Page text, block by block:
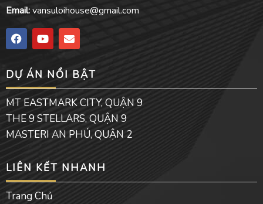
Email:vansuloihouse@gmail.com
F
a
c
b
o
o
k
Y
o
u
u
b
e
E
n
v
o
p
e
DỰ ÁN NỔI BẬT
MT EASTMARK CITY, QUẬN 9
THE 9 STELLARS, QUẬN 9
MASTERI AN PHÚ, QUẬN 2
LIÊN KẾT NHANH
Trang Chủ